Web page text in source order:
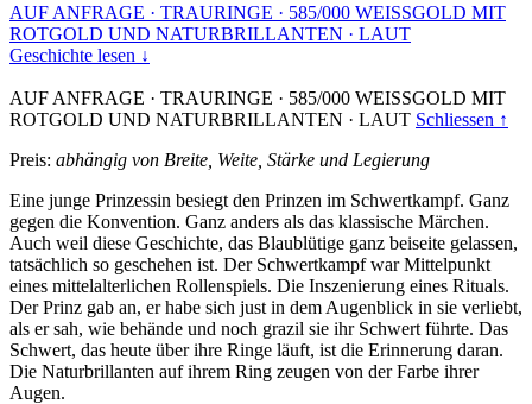
AUF ANFRAGE · TRAURINGE · 585/000 WEISSGOLD MIT
ROTGOLD UND NATURBRILLANTEN · LAUT
Geschichte lesen ↓
AUF ANFRAGE · TRAURINGE · 585/000 WEISSGOLD MIT
ROTGOLD UND NATURBRILLANTEN · LAUT Schliessen ↑
Preis: abhängig von Breite, Weite, Stärke und Legierung
Eine junge Prinzessin besiegt den Prinzen im Schwertkampf. Ganz
gegen die Konvention. Ganz anders als das klassische Märchen.
Auch weil diese Geschichte, das Blaublütige ganz beiseite gelassen,
tatsächlich so geschehen ist. Der Schwertkampf war Mittelpunkt
eines mittelalterlichen Rollenspiels. Die Inszenierung eines Rituals.
Der Prinz gab an, er habe sich just in dem Augenblick in sie verliebt,
als er sah, wie behände und noch grazil sie ihr Schwert führte. Das
Schwert, das heute über ihre Ringe läuft, ist die Erinnerung daran.
Die Naturbrillanten auf ihrem Ring zeugen von der Farbe ihrer
Augen.